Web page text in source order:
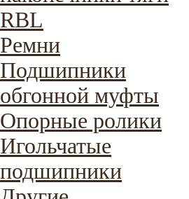
RBL
Ремни
Подшипники
обгонной муфты
Опорные ролики
Игольчатые
подшипники